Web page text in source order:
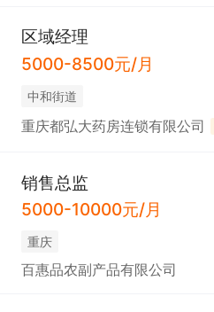
区域经理
5000-8500元/月
中和街道
重庆都弘大药房连锁有限公司
销售总监
5000-10000元/月
重庆
百惠品农副产品有限公司